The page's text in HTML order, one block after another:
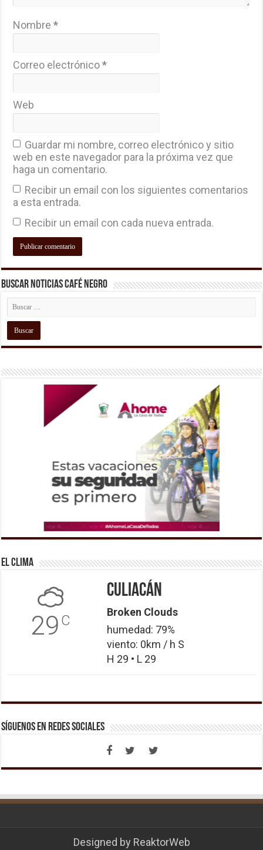
Nombre*
Correo electrónico*
Web
Guardar mi nombre, correo electrónico y sitio
web en este navegador para la próxima vez que
haga un comentario.
Recibir un email con los siguientes comentarios
a esta entrada.
Recibir un email con cada nueva entrada.
Buscar Noticias Café Negro
El Clima
29 C
Culiacán
Broken Clouds
humedad: 79%
viento: 0km / h S
H 29 • L 29
Síguenos en Redes Sociales
Designed by ReaktorWeb